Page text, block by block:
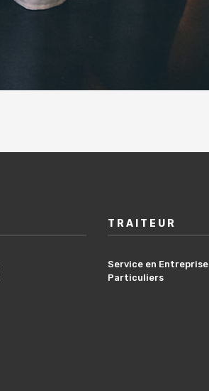
TRAITEUR
Service en Entreprise
Particuliers